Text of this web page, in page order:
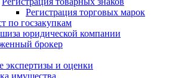
Регистрация торговых марок
по госзакупкам
юридической компании
брокер
экспертизы и оценки
имущества